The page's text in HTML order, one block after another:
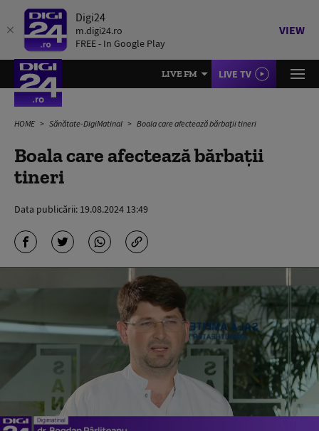
Digi24
m.digi24.ro
FREE - In Google Play
VIEW
LIVE FM LIVE TV
HOME Sănătate-DigiMatinal Boala care afectează bărbații tineri
Boala care afectează bărbații
tineri
Data publicării: 19.08.2024 13:49